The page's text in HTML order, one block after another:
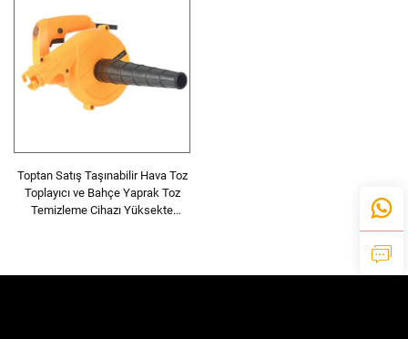
Toptan Satış Taşınabilir Hava Toz
Toplayıcı ve Bahçe Yaprak Toz
Temizleme Cihazı Yüksekte